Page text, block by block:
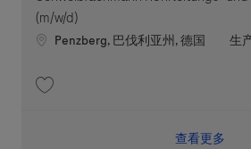
(m/w/d)
Location
Penzberg, 巴伐利亚州, 德国 职
生
查看更多